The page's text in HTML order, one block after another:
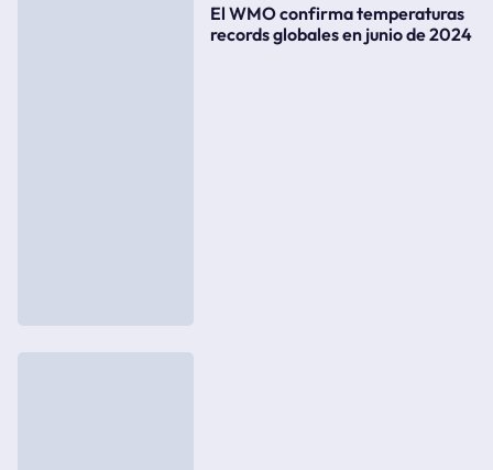
El WMO confirma temperaturas
records globales en junio de 2024